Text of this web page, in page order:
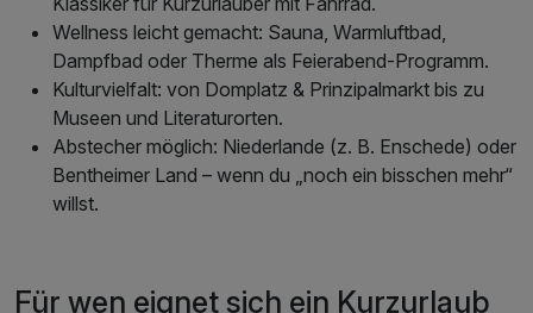
Wellness leicht gemacht: Sauna, Warmluftbad,
Dampfbad oder Therme als Feierabend-Programm.
Kulturvielfalt: von Domplatz & Prinzipalmarkt bis zu
Museen und Literaturorten.
Abstecher möglich: Niederlande (z. B. Enschede) oder
Bentheimer Land – wenn du „noch ein bisschen mehr“
willst.
Für wen eignet sich ein Kurzurlaub